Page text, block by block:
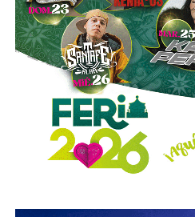
detecten , y cruzarlos contra la
dijo antes.
La máquina recuerda lo que
se nos olvide.Esa será su
propone, pero un ser
evaluación, criterio o producto
cuidado de un periodista.
El
dejemos todo a la maquina,
página porque ya no
La diputada Sánchez López
disposiciones representan una
orientada a proteger la vida de
disminuir la posibilidad de
gravedad de las lesiones y
siniestros viales.
Con esta reforma, el Congreso
acciones de prevención y
motocicletas y motonetas en